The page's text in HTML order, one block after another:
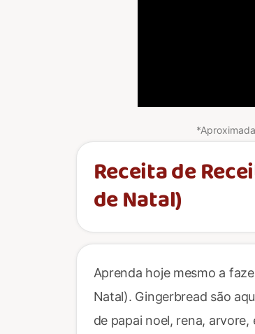
Receita de
de Natal)
Aprenda hoje mesmo a
Natal). Gingerbread são
de papai noel, rena, arvore,